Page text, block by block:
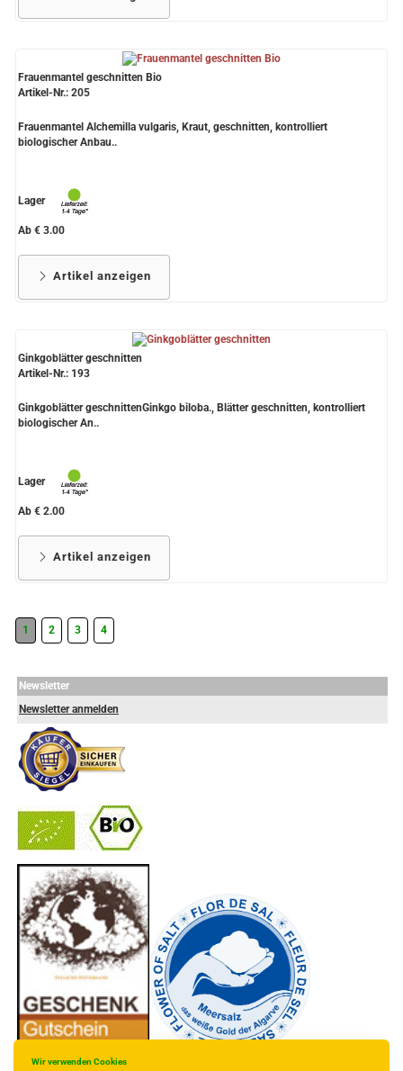
Wir verwenden Cookies
Frauenmantel geschnitten Bio
Artikel-Nr.: 205
Frauenmantel Alchemilla vulgaris, Kraut, geschnitten, kontrolliert
biologischer Anbau..
Lager
Ab € 3.00
Artikel anzeigen
Ginkgoblätter geschnitten
Artikel-Nr.: 193
Ginkgoblätter geschnittenGinkgo biloba., Blätter geschnitten, kontrolliert
biologischer An..
Lager
Ab € 2.00
Artikel anzeigen
1 2 3 4
Newsletter
Newsletter anmelden